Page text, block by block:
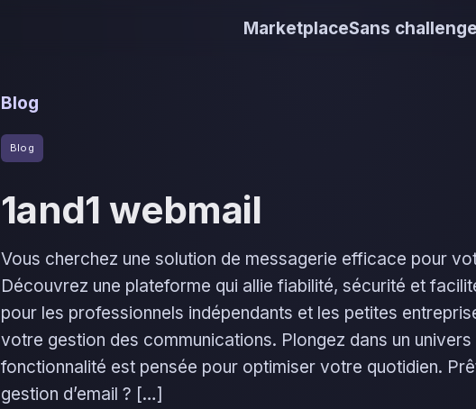
MarketplaceSans challenge
Blog
Blog
1and1 webmail
Vous cherchez une solution de messagerie efficace pour
Découvrez une plateforme qui allie fiabilité, sécurité et
pour les professionnels indépendants et les petites
votre gestion des communications. Plongez dans un univers
fonctionnalité est pensée pour optimiser votre quotidien.
gestion d’email ? […]